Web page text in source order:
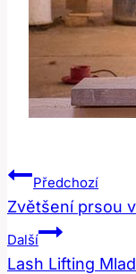
Navigace
Pro
Příspěvek
Předchozí
Zvětšení prsou
Další
Lash Lifting